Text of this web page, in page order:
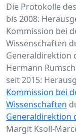
Die Protokolle
bis 2008:
Kommission bei
Wissenschaften
Generaldirektion
Hermann
seit 2015:
Kommission bei
Wissenschaften
Generaldirektion
Margit Ksoll-